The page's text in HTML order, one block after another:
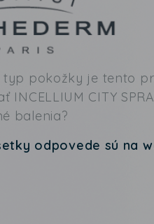
typ pokožky je tento
INCELLIUM CITY
balenia?
odpovede sú na